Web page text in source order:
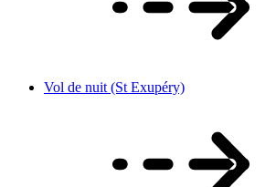
Vol de nuit (St Exupéry)